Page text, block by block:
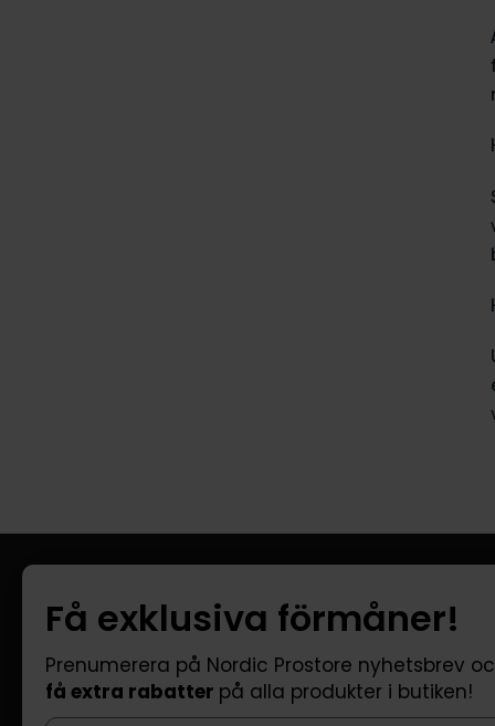
Företagsinformation
Om oss
FAQ - Vanliga
Leverans
Returer
Få exklusiva förmåner!
Prenumerera på Nordic Prostore nyhetsbrev
få extra rabatter på alla produkter i butiken!